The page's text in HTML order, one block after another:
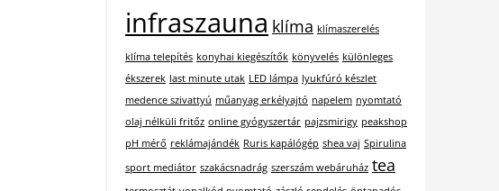
infraszauna klíma klímaszerelés
klíma telepítés konyhai kiegészítők könyvelés különleges
ékszerek last minute utak LED lámpa lyukfúró készlet
medence szivattyú műanyag erkélyajtó napelem nyomtató
olaj nélküli fritőz online gyógyszertár pajzsmirigy peakshop
pH mérő reklámajándék Ruris kapálógép shea vaj Spirulina
sport mediátor szakácsnadrág szerszám webáruház tea